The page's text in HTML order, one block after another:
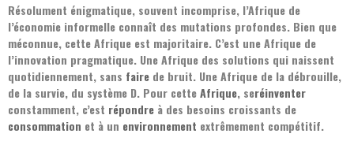
Résolument énigmatique, souvent incomprise, l’Afrique de
l’économie informelle connaît des mutations profondes. Bien que
méconnue, cette Afrique est majoritaire. C’est une Afrique de
l’innovation pragmatique. Une Afrique des solutions qui naissent
quotidiennement, sans faire de bruit. Une Afrique de la débrouille,
de la survie, du système D. Pour cetteAfrique, seréinventer
constamment, c’est répondre à des besoins croissants de
consommation et à un environnement extrêmement compétitif.